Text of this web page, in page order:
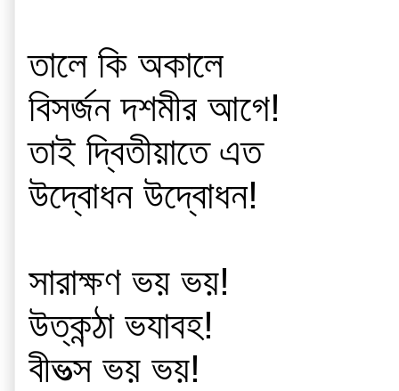
তালে কি অকালে
বিসর্জন দশমীর আগে!
তাই দ্বিতীয়াতে এত
উদ্বোধন উদ্বোধন!
সারাক্ষণ ভয় ভয়!
উত্কন্ঠা ভযাবহ!
বীভত্স ভয় ভয়!